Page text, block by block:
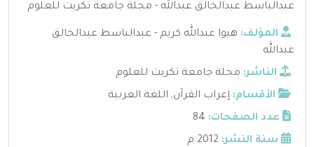
عبدالباسط عبدالخالق عبدالله - مجلة جامعة تكريت للعلوم
المؤلف: هيوا عبدالله كريم - عبدالباسط عبدالخالق
عبدالله
الناشر: مجلة جامعة تكريت للعلوم
الأقسام: إعراب القرآن, اللغة العربية
عدد الصفحات: 84
سنة النشر: 2012 م